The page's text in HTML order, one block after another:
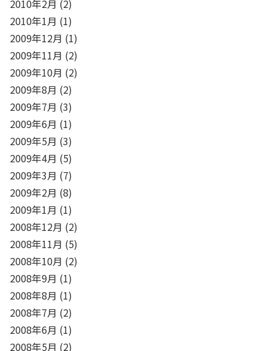
2010年2月 (2)
2010年1月 (1)
2009年12月 (1)
2009年11月 (2)
2009年10月 (2)
2009年8月 (2)
2009年7月 (3)
2009年6月 (1)
2009年5月 (3)
2009年4月 (5)
2009年3月 (7)
2009年2月 (8)
2009年1月 (1)
2008年12月 (2)
2008年11月 (5)
2008年10月 (2)
2008年9月 (1)
2008年8月 (1)
2008年7月 (2)
2008年6月 (1)
2008年5月 (2)